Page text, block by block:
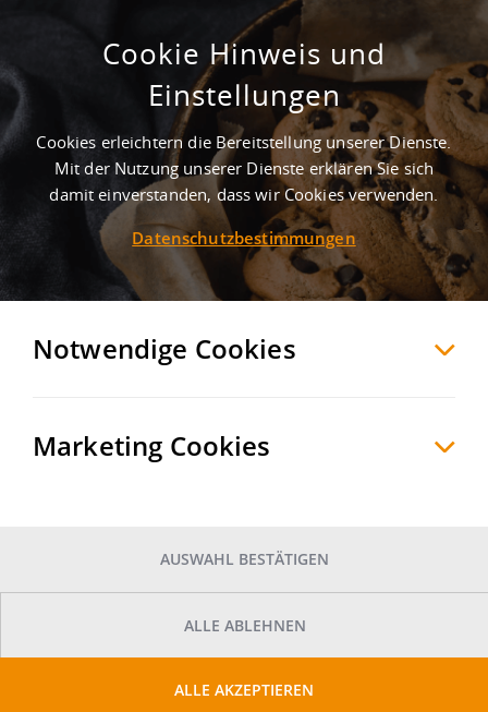
Gewerbegebiete in Breitenbrunn
SUCHE ANPASSEN
Listenansicht
Möchten Sie diese Suche als Suchauftrag
speichern und automatisch über neue
SUCHAUFTRAG ANLEGEN
Cookie Hinweis und
Einstellungen
Cookies erleichtern die Bereitstellung unserer Dienste.
Mit der Nutzung unserer Dienste erklären Sie sich
damit einverstanden, dass wir Cookies verwenden.
Datenschutzbestimmungen
Notwendige Cookies
Marketing Cookies
AUSWAHL BESTÄTIGEN
ALLE ABLEHNEN
ALLE AKZEPTIEREN